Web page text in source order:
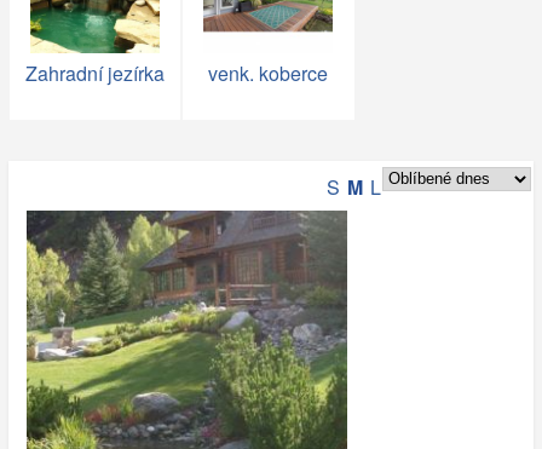
Zahradní jezírka venk. koberce
S M L